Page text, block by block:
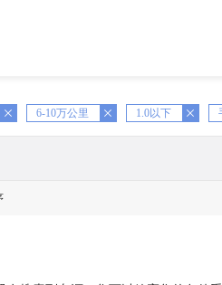
6-10万公里 1.0以下
X X